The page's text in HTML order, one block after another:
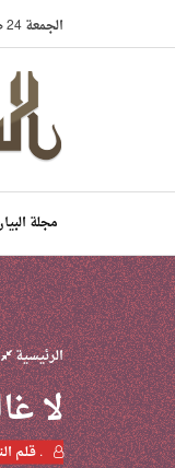
الجمعة 24 صفر 1448 هـ
مجلة
الرئيسية
لا
. قـلـم